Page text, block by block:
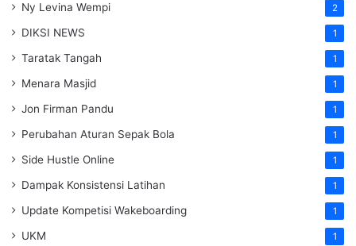
Ny Levina Wempi 2
DIKSI NEWS 1
Taratak Tangah 1
Menara Masjid 1
Jon Firman Pandu 1
Perubahan Aturan Sepak Bola 1
Side Hustle Online 1
Dampak Konsistensi Latihan 1
Update Kompetisi Wakeboarding 1
UKM 1